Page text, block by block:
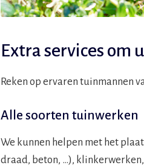
Extra services
Reken op ervaren tuinmannen
Alle soorten tuinwerken
We kunnen helpen met het
draad, beton, …),